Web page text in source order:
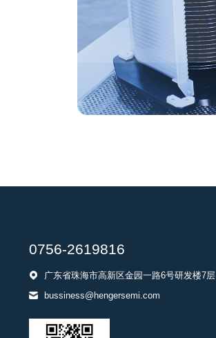
0756-2619816
广东省珠海市高新区金园一路6号研发楼7层
bussiness@hengersemi.com